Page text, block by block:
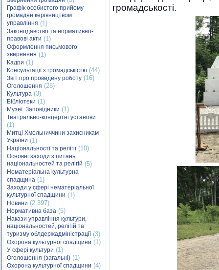
Графік особистого прийому
громадян керівництвом
управління (1)
Законодавство та нормативно-
правові акти (1)
Оформлення письмового
звернення (1)
Кадри (1)
Консультації з громадськістю (44)
Звіт про проведену роботу (16)
Оголошення (28)
Культура (3)
Бібліотеки (1)
Музеї. Заповідники (1)
Театрально-концертні установи
(1)
Митці Хмельниччини захисникам
України (1)
Національності та релігії(10)
Основні заходи з питань
національностей та релігій (5)
Нематеріальна культурна
спадщина (1)
Заходи у сфері нематеріальної
культурної спадщини (1)
Новини (2 397)
Нормативна база (5)
Накази управління культури,
національностей, релігій та
туризму облдержадміністрації(3)
Охорона культурної спадщини (1)
У сфері культури (1)
Оголошення (загальні) (1)
Охорона культурної спадщини (4)
громадськості.